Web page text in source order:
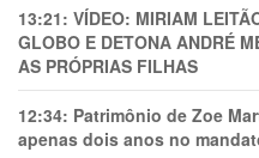
13:21: VÍDEO: MIRIAM
GLOBO E DETONA ANDRÉ
AS PRÓPRIAS FILHAS
12:34: Patrimônio de Zoe
apenas dois anos no